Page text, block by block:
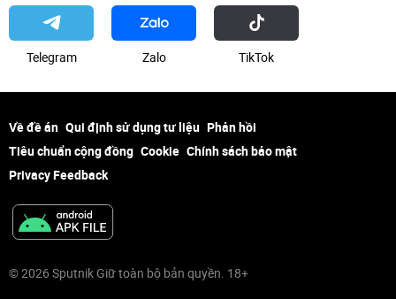
Telegram Zalo ТikТоk
Về đề án Qui định sử dụng tư liệu Phản hồi
Tiêu chuẩn cộng đồng Cookie Chính sách bảo mật
Privacy Feedback
© 2026 Sputnik Giữ toàn bộ bản quyền. 18+